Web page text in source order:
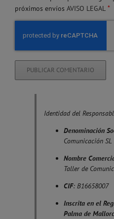
próximos envíos AVISO LEGAL *
Identidad del
Denominación
Comunicación SL
Nombre
Taller de
CIF: B16658007
Inscrita en el
Palma de